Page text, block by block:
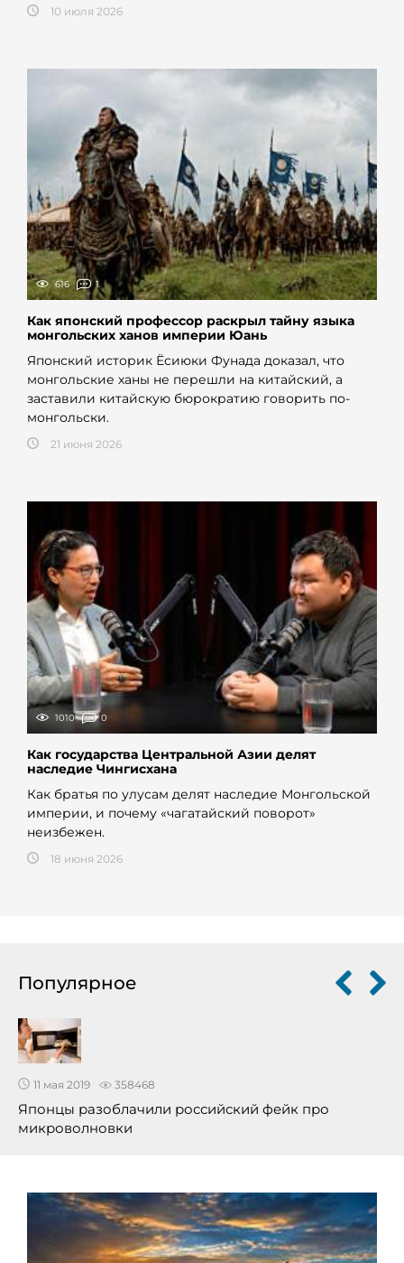
10 июля 2026
616 1
Как японский профессор раскрыл тайну языка
монгольских ханов империи Юань
Японский историк Ёсиюки Фунада доказал, что
монгольские ханы не перешли на китайский, а
заставили китайскую бюрократию говорить по-
монгольски.
21 июня 2026
1010 0
Как государства Центральной Азии делят
наследие Чингисхана
Как братья по улусам делят наследие Монгольской
империи, и почему «чагатайский поворот»
неизбежен.
18 июня 2026
Популярное
11 мая 2019 358468
Японцы разоблачили российский фейк про
микроволновки